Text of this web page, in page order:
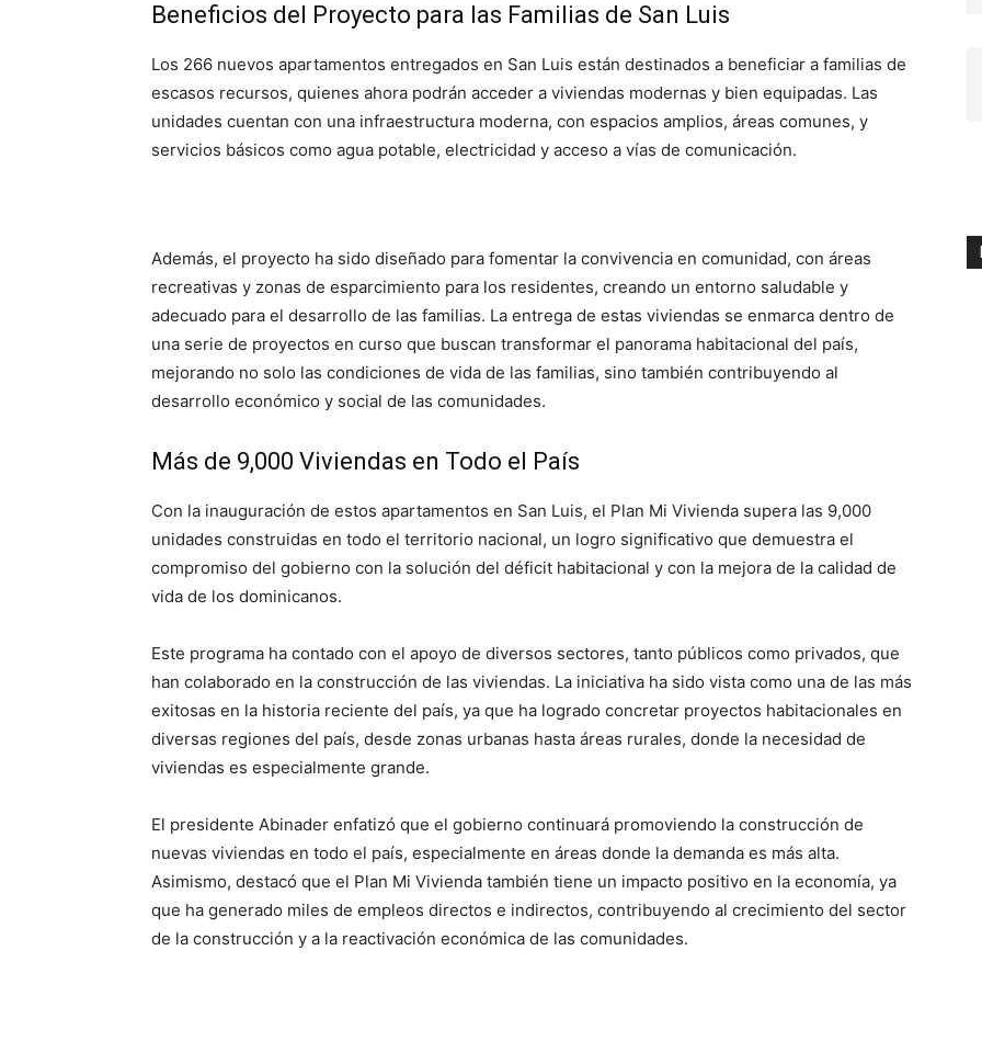
Beneficios del Proyecto para las Familias de San Luis
Los 266 nuevos apartamentos entregados en San Luis están destinados a beneficiar a familias de
escasos recursos, quienes ahora podrán acceder a viviendas modernas y bien equipadas. Las
unidades cuentan con una infraestructura moderna, con espacios amplios, áreas comunes, y
servicios básicos como agua potable, electricidad y acceso a vías de comunicación.
Además, el proyecto ha sido diseñado para fomentar la convivencia en comunidad, con áreas
recreativas y zonas de esparcimiento para los residentes, creando un entorno saludable y
adecuado para el desarrollo de las familias. La entrega de estas viviendas se enmarca dentro de
una serie de proyectos en curso que buscan transformar el panorama habitacional del país,
mejorando no solo las condiciones de vida de las familias, sino también contribuyendo al
desarrollo económico y social de las comunidades.
Más de 9,000 Viviendas en Todo el País
Con la inauguración de estos apartamentos en San Luis, el Plan Mi Vivienda supera las 9,000
unidades construidas en todo el territorio nacional, un logro significativo que demuestra el
compromiso del gobierno con la solución del déficit habitacional y con la mejora de la calidad de
vida de los dominicanos.
Este programa ha contado con el apoyo de diversos sectores, tanto públicos como privados, que
han colaborado en la construcción de las viviendas. La iniciativa ha sido vista como una de las más
exitosas en la historia reciente del país, ya que ha logrado concretar proyectos habitacionales en
diversas regiones del país, desde zonas urbanas hasta áreas rurales, donde la necesidad de
viviendas es especialmente grande.
El presidente Abinader enfatizó que el gobierno continuará promoviendo la construcción de
nuevas viviendas en todo el país, especialmente en áreas donde la demanda es más alta.
Asimismo, destacó que el Plan Mi Vivienda también tiene un impacto positivo en la economía, ya
que ha generado miles de empleos directos e indirectos, contribuyendo al crecimiento del sector
de la construcción y a la reactivación económica de las comunidades.